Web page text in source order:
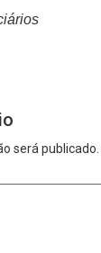
será publicado.